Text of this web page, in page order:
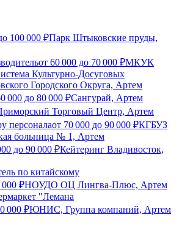
100 000 ₽Парк Штыковские пруды,
от 60 000 до 70 000 ₽МКУК
Культурно-Досуговых
Городского Округа, Артем
000 до 80 000 ₽Сангурай, Артем
Торговый Центр, Артем
персоналаот 70 000 до 90 000 ₽КГБУЗ
больница № 1, Артем
до 90 000 ₽Кейтеринг Владивосток,
по китайскому
000 ₽НОУДО ОЦ Лингва-Плюс, Артем
"Лемана
000 ₽ЮНИС, Группа компаний, Артем